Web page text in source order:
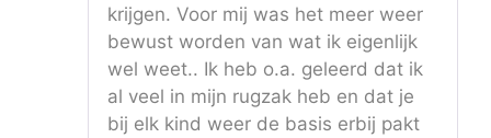
krijgen. Voor mij was het meer weer
bewust worden van wat ik eigenlijk
wel weet.. Ik heb o.a. geleerd dat ik
al veel in mijn rugzak heb en dat je
bij elk kind weer de basis erbij pakt